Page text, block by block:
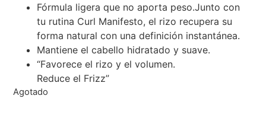
Fórmula ligera que no aporta peso.Junto con
tu rutina Curl Manifesto, el rizo recupera su
forma natural con una definición instantánea.
Mantiene el cabello hidratado y suave.
“Favorece el rizo y el volumen.
Reduce el Frizz”
Agotado